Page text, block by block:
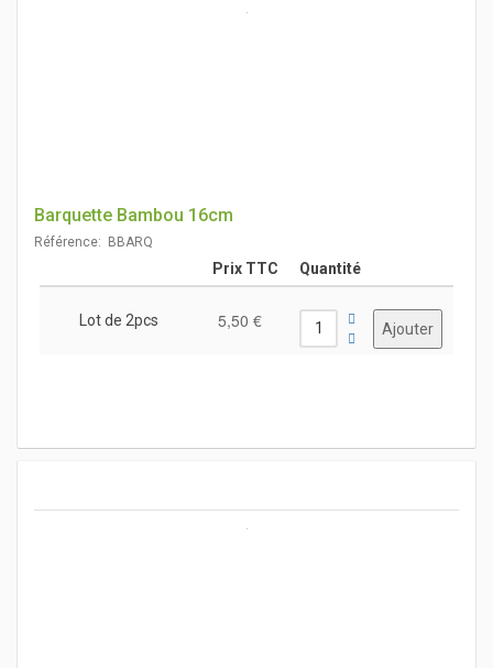
Barquette Bambou 16cm
Référence: BBARQ
Prix TTC Quantité
Lot de 2pcs 5,50 €